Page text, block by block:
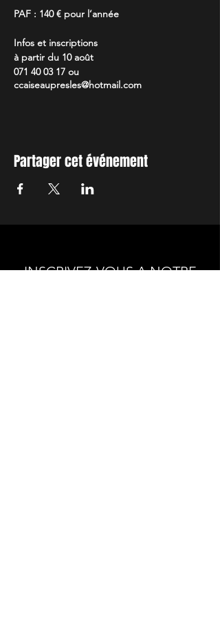
PAF : 140 € pour l’année
Infos et inscriptions
à partir du 10 août
071 40 03 17 ou
ccaiseaupresles@hotmail.com
Partager cet événement
INSCRIVEZ-VOUS A NOTRE